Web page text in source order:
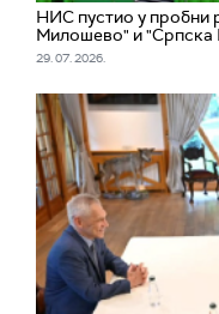
НИС пустио у пробни
Милошево" и
29. 07. 2026.